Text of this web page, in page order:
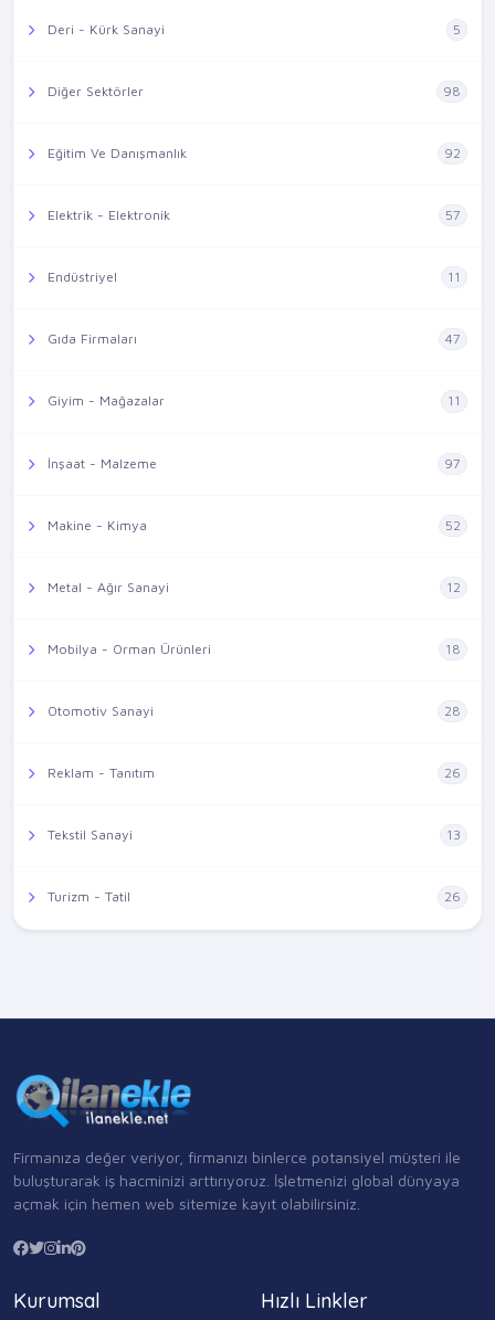
Deri - Kürk Sanayi 5
Diğer Sektörler 98
Eğitim Ve Danışmanlık 92
Elektrik - Elektronik 57
Endüstriyel 11
Gıda Firmaları 47
Giyim - Mağazalar 11
İnşaat - Malzeme 97
Makine - Kimya 52
Metal - Ağır Sanayi 12
Mobilya - Orman Ürünleri 18
Otomotiv Sanayi 28
Reklam - Tanıtım 26
Tekstil Sanayi 13
Turizm - Tatil 26
Firmanıza değer veriyor, firmanızı binlerce potansiyel müşteri ile
buluşturarak iş hacminizi arttırıyoruz. İşletmenizi global dünyaya
açmak için hemen web sitemize kayıt olabilirsiniz.
Kurumsal Hızlı Linkler